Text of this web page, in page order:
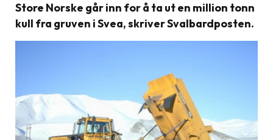
Store Norske går inn for å ta ut en million tonn
kull fra gruven i Svea, skriver Svalbardposten.